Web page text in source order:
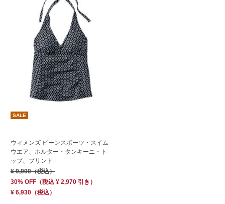
SALE
ウィメンズ ビーンスポーツ・スイム
ウエア、ホルター・タンキーニ・ト
ップ、プリント
¥ 9,900（税込）
30% OFF（税込 ¥ 2,970引き）
¥ 6,930（税込）